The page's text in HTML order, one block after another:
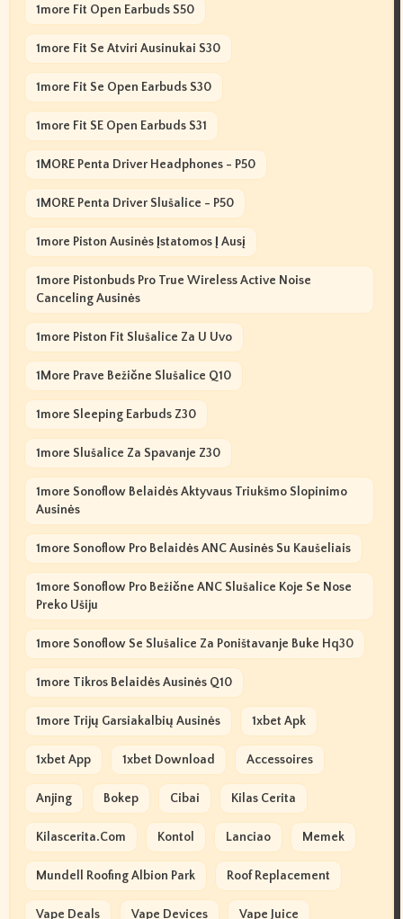
1more Fit Open Earbuds S50
1more Fit Se Atviri Ausinukai S30
1more Fit Se Open Earbuds S30
1more Fit SE Open Earbuds S31
1MORE Penta Driver Headphones - P50
1MORE Penta Driver Slušalice - P50
1more Piston Ausinės Įstatomos Į Ausį
1more Pistonbuds Pro True Wireless Active Noise
Canceling Ausinės
1more Piston Fit Slušalice Za U Uvo
1More Prave Bežične Slušalice Q10
1more Sleeping Earbuds Z30
1more Slušalice Za Spavanje Z30
1more Sonoflow Belaidės Aktyvaus Triukšmo Slopinimo
Ausinės
1more Sonoflow Pro Belaidės ANC Ausinės Su Kaušeliais
1more Sonoflow Pro Bežične ANC Slušalice Koje Se Nose
Preko Ušiju
1more Sonoflow Se Slušalice Za Poništavanje Buke Hq30
1more Tikros Belaidės Ausinės Q10
1more Trijų Garsiakalbių Ausinės 1xbet Apk
1xbet App 1xbet Download Accessoires
Anjing Bokep Cibai Kilas Cerita
Kilascerita.com Kontol Lanciao Memek
Mundell Roofing Albion Park Roof Replacement
Vape Deals Vape Devices Vape Juice